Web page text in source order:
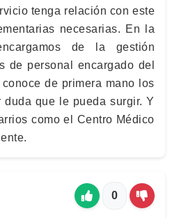
tenga relación con este
necesarias. En la
de la gestión
de personal encargado del
de primera mano los
que le pueda surgir. Y
como el Centro Médico
0